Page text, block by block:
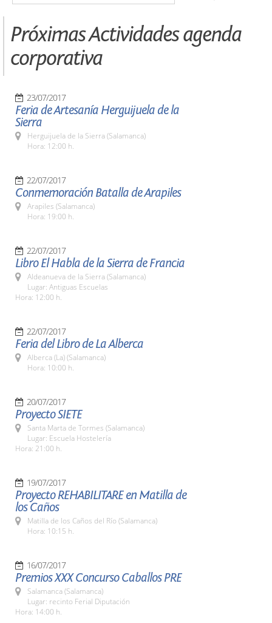
Próximas Actividades agenda
corporativa
23/07/2017
Feria de Artesanía Herguijuela de la
Sierra
Herguijuela de la Sierra (Salamanca)
Hora: 12:00 h.
22/07/2017
Conmemoración Batalla de Arapiles
Arapiles (Salamanca)
Hora: 19:00 h.
22/07/2017
Libro El Habla de la Sierra de Francia
Aldeanueva de la Sierra (Salamanca)
Lugar: Antiguas Escuelas
Hora: 12:00 h.
22/07/2017
Feria del Libro de La Alberca
Alberca (La) (Salamanca)
Hora: 10:00 h.
20/07/2017
Proyecto SIETE
Santa Marta de Tormes (Salamanca)
Lugar: Escuela Hostelería
Hora: 21:00 h.
19/07/2017
Proyecto REHABILITARE en Matilla de
los Caños
Matilla de los Caños del Río (Salamanca)
Hora: 10:15 h.
16/07/2017
Premios XXX Concurso Caballos PRE
Salamanca (Salamanca)
Lugar: recinto Ferial Diputación
Hora: 14:00 h.